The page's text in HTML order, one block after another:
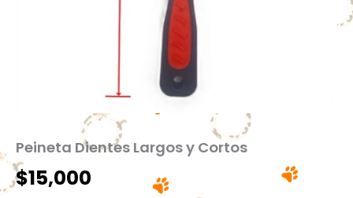
Peineta Dientes Largos y Cortos
$15,000